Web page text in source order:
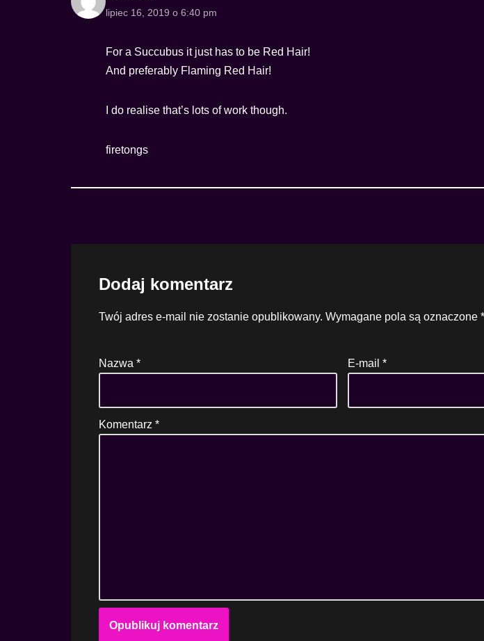
lipiec 16, 2019 o 6:40 pm
For a Succubus it just has to be Red Hair!
And preferably Flaming Red Hair!
I do realise that’s lots of work though.
firetongs
Dodaj komentarz
Twój adres e-mail nie zostanie opublikowany. Wymagane pola są oznaczone *
Nazwa * E-mail*
Komentarz *